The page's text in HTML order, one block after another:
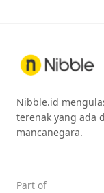
Nibble.id
terenak yang ada
mancanegara.
Part of